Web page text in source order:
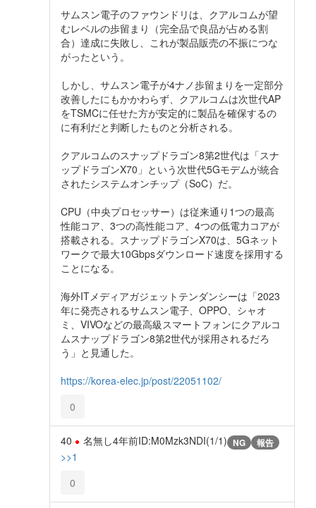
サムスン電子のファウンドリは、クアルコムが望
むレベルの歩留まり（完全品で良品が占める割
合）達成に失敗し、これが製品販売の不振につな
がったという。
しかし、サムスン電子が4ナノ歩留まりを一定部分
改善したにもかかわらず、クアルコムは次世代AP
をTSMCに任せた方が安定的に製品を確保するの
に有利だと判断したものと分析される。
クアルコムのスナップドラゴン8第2世代は「スナ
ップドラゴンX70」という次世代5Gモデムが統合
されたシステムオンチップ（SoC）だ。
CPU（中央プロセッサー）は従来通り1つの最高
性能コア、3つの高性能コア、4つの低電力コアが
搭載される。スナップドラゴンX70は、5Gネット
ワークで最大10Gbpsダウンロード速度を採用する
ことになる。
海外ITメディアガジェットテンダンシーは「2023
年に発売されるサムスン電子、OPPO、シャオ
ミ、VIVOなどの最高級スマートフォンにクアルコ
ムスナップドラゴン8第2世代が採用されるだろ
う」と見通した。
https://korea-elec.jp/post/22051102/
0
40 名無し4年前ID:M0Mzk3NDI(1/1) NG 報告
>>1
0